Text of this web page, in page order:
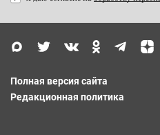
Полная версия сайта
Редакционная политика